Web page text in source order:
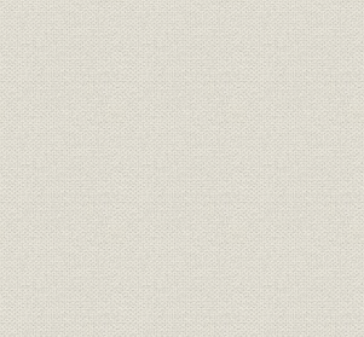
対談―損保企業の企業文化をどう考えるか
後口絵
索引
あとがき
レール80
終わりなき蜜月の旅 横田茂
焼け残った大金庫 植野秀亮